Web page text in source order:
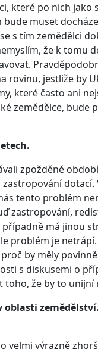
které po nich jako
muset
s tím zemědělci
že k tomu
rovinu, jestliže by
které často ani
zemědělce, bude
zpožděné
dotací.
tento problém
zastropování,
má jinou
problém je netrápí.
by měly
s diskusemi o
toho, že by to unijní
velmi výrazně